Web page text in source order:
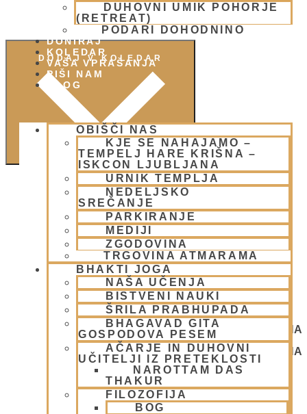
DUHOVNI UMIK POHORJE
(RETREAT)
PODARI DOHODNINO
DONIRAJ
KOLEDAR
VAŠA VPRAŠANJA
PIŠI NAM
BLOG
OBIŠČI NAS
KJE SE NAHAJAMO –
TEMPELJ HARE KRIŠNA –
ISKCON LJUBLJANA
URNIK TEMPLJA
NEDELJSKO
SREČANJE
PARKIRANJE
MEDIJI
ZGODOVINA
TRGOVINA ATMARAMA
BHAKTI JOGA
NAŠA UČENJA
BISTVENI NAUKI
ŠRILA PRABHUPADA
BHAGAVAD GITA
GOSPODOVA PESEM
AČARJE IN DUHOVNI
UČITELJI IZ PRETEKLOSTI
NAROTTAM DAS
THAKUR
FILOZOFIJA
BOG
NEDELJSKO SREČANJE - CENTER HARE KRIŠNA
LJUBLJANA
NEDELJSKO SREČANJE - CENTER HARE KRIŠNA
LJUBLJANA